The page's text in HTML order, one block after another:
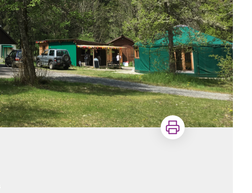
Imprimer